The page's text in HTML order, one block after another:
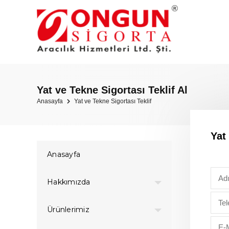
Yat ve Tekne Sigortası Teklif Al
Anasayfa Yat ve Tekne Sigortası Teklif
Yat
Anasayfa
Hakkımızda
Ürünlerimiz